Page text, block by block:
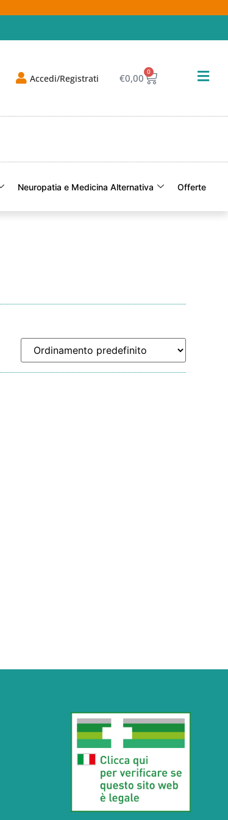
Accedi/Registrati €0,00
0
Neuropatia e Medicina Alternativa Offerte